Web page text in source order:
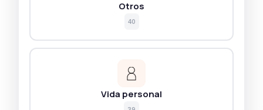
Otros
40
Vida personal